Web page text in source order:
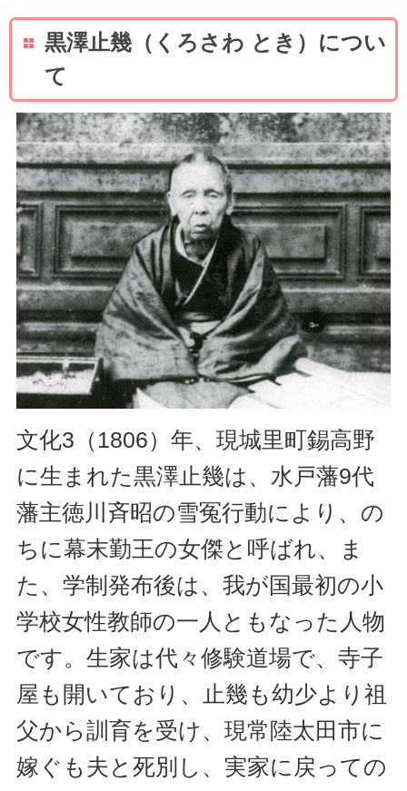
黒澤止幾（くろさわ とき）につい
て
文化3（1806）年、現城里町錫高野
に生まれた黒澤止幾は、水戸藩9代
藩主徳川斉昭の雪冤行動により、の
ちに幕末勤王の女傑と呼ばれ、ま
た、学制発布後は、我が国最初の小
学校女性教師の一人ともなった人物
です。生家は代々修験道場で、寺子
屋も開いており、止幾も幼少より祖
父から訓育を受け、現常陸太田市に
嫁ぐも夫と死別し、実家に戻っての